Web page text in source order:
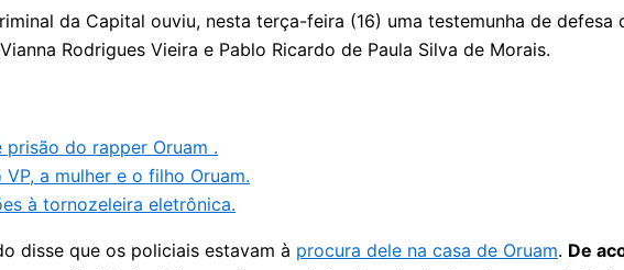
da Capital ouviu, nesta terça-feira (16) uma testemunha de
Rodrigues Vieira e Pablo Ricardo de Paula Silva de Morais.
do rapper Oruam .
a mulher e o filho Oruam.
à tornozeleira eletrônica.
disse que os policiais estavam à procura dele na casa de Oruam. De